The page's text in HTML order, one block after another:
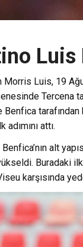
Luis
Morris Luis, 19
Tercena
attı.
alt
Buradaki
karşısında